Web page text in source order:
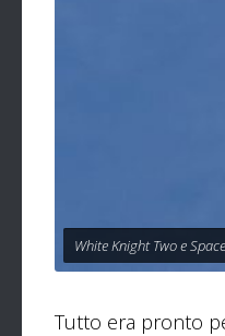
White Knight Two e
Tutto era pronto